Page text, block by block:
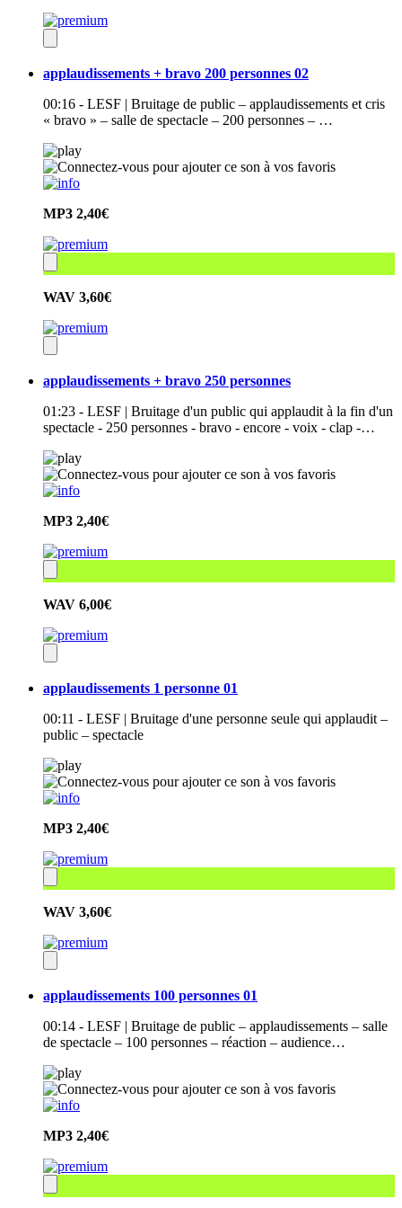
applaudissements + bravo 200 personnes 02
00:16 - LESF | Bruitage de public – applaudissements et cris
« bravo » – salle de spectacle – 200 personnes – …
MP3 2,40€
WAV 3,60€
applaudissements + bravo 250 personnes
01:23 - LESF | Bruitage d'un public qui applaudit à la fin d'un
spectacle - 250 personnes - bravo - encore - voix - clap -…
MP3 2,40€
WAV 6,00€
applaudissements 1 personne 01
00:11 - LESF | Bruitage d'une personne seule qui applaudit –
public – spectacle
MP3 2,40€
WAV 3,60€
applaudissements 100 personnes 01
00:14 - LESF | Bruitage de public – applaudissements – salle
de spectacle – 100 personnes – réaction – audience…
MP3 2,40€